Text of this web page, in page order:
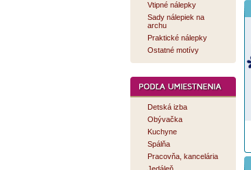
Vtipné nálepky
Sady nálepiek na
archu
Praktické nálepky
Ostatné motívy
Detská izba
Obývačka
Kuchyne
Spálňa
Pracovňa, kancelária